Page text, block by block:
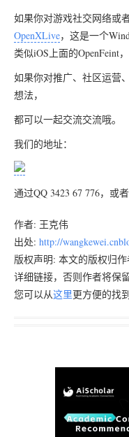
如果你对游戏社交网络或
OpenXLive，这是一个
类似iOS上面的OpenFeint，
如果你对推广、社区运营
想法，
都可以一起交流交流哦。
我们的地址：
通过QQ 3423 67 776，或
作者: 王克伟
出处: http://
版权声明: 本文的版权归
详细链接，否则作者将保
您可以从这里更方便的找